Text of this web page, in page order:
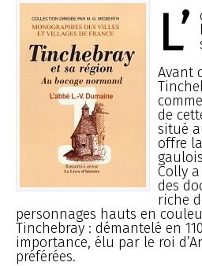
L’
Avant
de
situé
offre
Colly
des
riche
personnages hauts en
Tinchebray : démantelé en
importance, élu par le roi
préférées.